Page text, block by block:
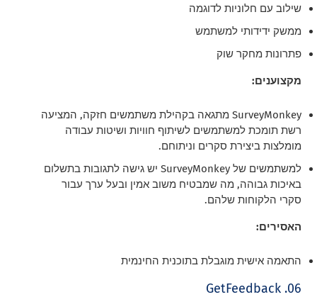
שילוב עם חלוניות לדוגמה
ממשק ידידותי למשתמש
פתרונות מחקר שוק
מקצוענים:
SurveyMonkey מתגאה בקהילת משתמשים חזקה, המציעה
רשת תומכת למשתמשים לשיתוף חוויות ושיטות עבודה
מומלצות ביצירת סקרים וניתוחם.
למשתמשים של SurveyMonkey יש גישה לתגובות בתשלום
באיכות גבוהה, מה שמבטיח משוב אמין ובעל ערך עבור
סקרי הלקוחות שלהם.
האסירים:
התאמה אישית מוגבלת בתוכנית החינמית
06. GetFeedback